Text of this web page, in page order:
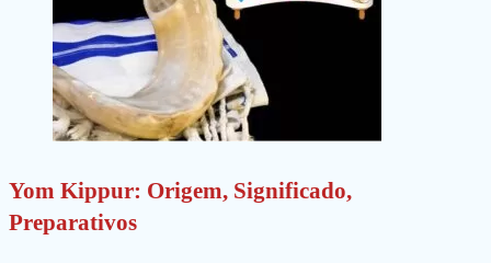
Yom Kippur: Origem, Significado,
Preparativos